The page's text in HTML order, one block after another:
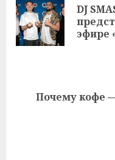
записи
DJ
эфире
Следующая
Почему кофе